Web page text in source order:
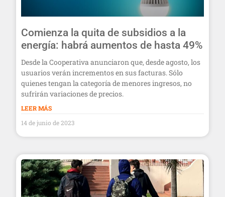
Comienza la quita de subsidios a la
energía: habrá aumentos de hasta 49%
Desde la Cooperativa anunciaron que, desde agosto, los
usuarios verán incrementos en sus facturas. Sólo
quienes tengan la categoría de menores ingresos, no
sufrirán variaciones de precios.
LEER MÁS
14 de junio de 2023